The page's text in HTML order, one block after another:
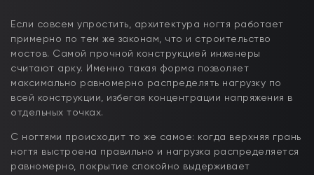
Если совсем упростить, архитектура ногтя работает
примерно по тем же законам, что и строительство
мостов. Самой прочной конструкцией инженеры
считают арку. Именно такая форма позволяет
максимально равномерно распределять нагрузку по
всей конструкции, избегая концентрации напряжения в
отдельных точках.
С ногтями происходит то же самое: когда верхняя грань
ногтя выстроена правильно и нагрузка распределяется
равномерно, покрытие спокойно выдерживает